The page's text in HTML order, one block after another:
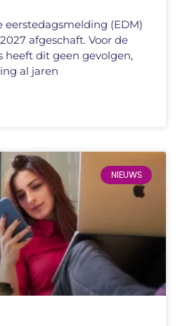
eerstedagsmelding (EDM)
afgeschaft. Voor de
heeft dit geen gevolgen,
al jaren
NIEUWS